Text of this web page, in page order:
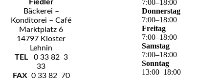
Fiedler
Bäckerei –
Konditorei – Café
Marktplatz 6
14797 Kloster
Lehnin
TEL0 33 82 3
33
FAX0 33 82 70
7:00–18:00
Donnerstag
7:00–18:00
Freitag
7:00–18:00
Samstag
7:00–18:00
Sonntag
13:00–18:00